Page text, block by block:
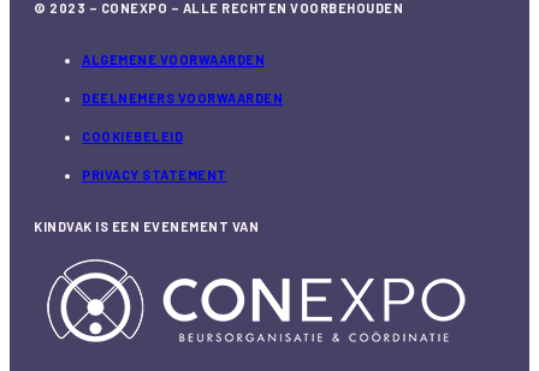
© 2023 – CONEXPO – ALLE RECHTEN VOORBEHOUDEN
ALGEMENE VOORWAARDEN
DEELNEMERS VOORWAARDEN
COOKIEBELEID
PRIVACY STATEMENT
KINDVAK IS EEN EVENEMENT VAN